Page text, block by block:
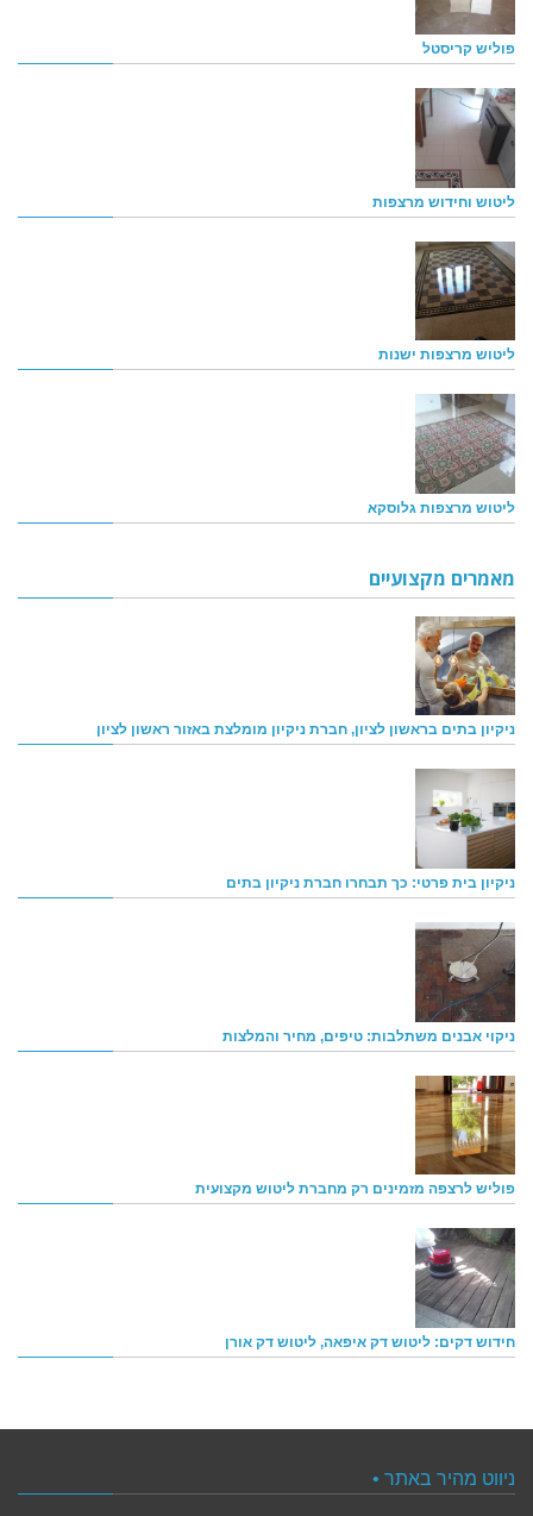
פוליש קריסטל
ליטוש וחידוש מרצפות
ליטוש מרצפות ישנות
ליטוש מרצפות גלוסקא
מאמרים מקצועיים
ניקיון בתים בראשון לציון, חברת ניקיון מומלצת באזור ראשון לציון
ניקיון בית פרטי: כך תבחרו חברת ניקיון בתים
ניקוי אבנים משתלבות: טיפים, מחיר והמלצות
פוליש לרצפה מזמינים רק מחברת ליטוש מקצועית
חידוש דקים: ליטוש דק איפאה, ליטוש דק אורן
ניווט מהיר באתר •